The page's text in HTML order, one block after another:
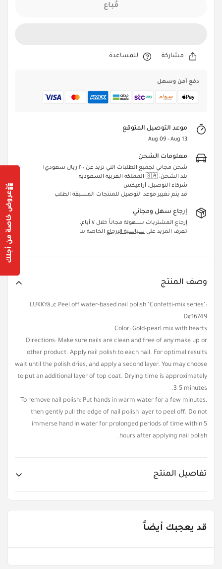
مُباع
مشاركة للمساعدة
دفع آمن وسهل
موعد التوصيل المتوقع
Aug 09 - Aug 13
معلومات الشحن
شحن مجاني لجميع الطلبات التي تزيد عن ٢٠٠ ريال سعودي!
بلد الشحن: 🇸🇦 المملكة العربية السعودية
شركاء التوصيل: أراميكس
قد يتم تغيير موعد التوصيل للمنتجات المسبقة الطلب
إرجاع سهل ومجاني
إرجاع المشتريات بسهولة مجاناً خلال ٧ أيام.
تعرف المزيد على سياسية الإرجاع الخاصة بنا
وصف المنتج
LUKKYâ„¢ Peel off water-based nail polish "Confetti-mix series":
Ð¢16749
Color: Gold-pearl mix with hearts
Directions: Make sure nails are clean and free of any make up or
other product. Apply nail polish to each nail. For optimal results
wait until the polish dries, and apply a second layer. You may choose
to put an additional layer of top coat. Drying time is approximately
3-5 minutes.
To remove nail polish: Put hands in warm water for a few minutes,
then gently pull the edge of nail polish layer to peel off. Do not
immerse hand in water for prolonged periods of time within 5
hours after applying nail polish.
تفاصيل المنتج
قد يعجبك أيضاً
Confirm your age عروض خاصة من أجلك